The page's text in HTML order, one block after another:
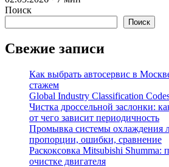
Поиск
Поиск
Свежие записи
Как выбрать автосервис в
стажем
Global Industry Classification
Чистка дроссельной заслонки:
от чего зависит периодичность
Промывка системы охлаждения
пропорции, ошибки, сравнение
Раскоксовка Mitsubishi Shumma:
очистке двигателя